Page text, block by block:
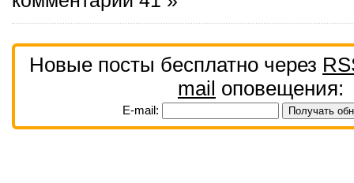
Новые посты бесплатно через
mail оповещения:
E-mail: